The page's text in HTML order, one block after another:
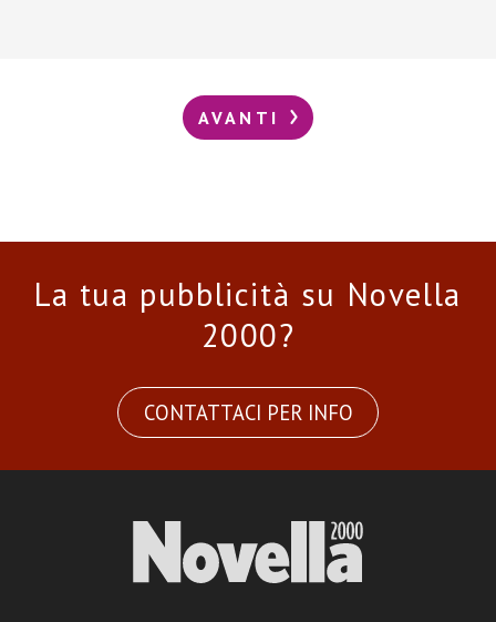
AVANTI
La tua pubblicità su Novella
2000?
CONTATTACI PER INFO